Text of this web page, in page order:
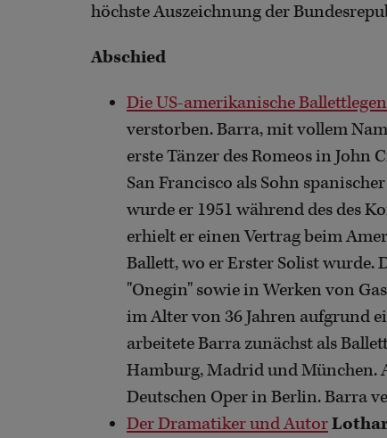
höchste Auszeichnung der
Abschied
Die US-amerikanische
verstorben. Barra, mit vollem
erste Tänzer des Romeos in John
San Francisco als Sohn
wurde er 1951 während des des
erhielt er einen Vertrag beim
Ballett, wo er Erster Solist wurde.
"Onegin" sowie in Werken von
im Alter von 36 Jahren aufgrund
arbeitete Barra zunächst als
Hamburg, Madrid und München.
Deutschen Oper in Berlin. Barra
Der Dramatiker und Autor